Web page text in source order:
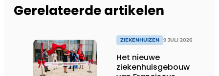
Gerelateerde artikelen
ZIEKENHUIZEN 9 JULI 2026
Het nieuwe
ziekenhuisgebouw